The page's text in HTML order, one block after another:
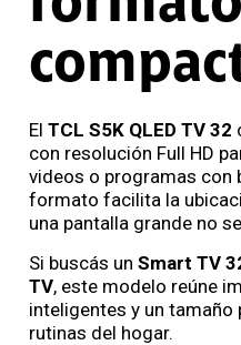
El TCL S5K QLED TV 32
con resolución Full HD
videos o programas con
formato facilita la
una pantalla grande no
Si buscás un Smart TV
TV, este modelo reúne
inteligentes y un
rutinas del hogar.